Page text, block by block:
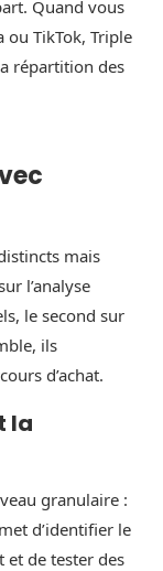
Quand vous
ou TikTok, Triple
répartition des
mais
l’analyse
le second sur
ils
d’achat.
la
granulaire :
d’identifier le
et de tester des